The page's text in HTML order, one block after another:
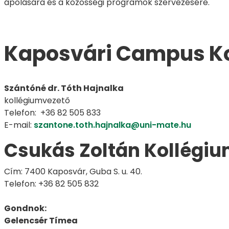
Kaposvári Campus
Szántóné dr. Tóth Hajnalka
kollégiumvezető
Telefon: +36 82 505 833
E-mail: szantone.toth.hajnalka@uni-mate.hu
Csukás Zoltán
Cím: 7400 Kaposvár, Guba S. u. 40.
Telefon: +36 82 505 832
Gondnok:
Gelencsér Tímea